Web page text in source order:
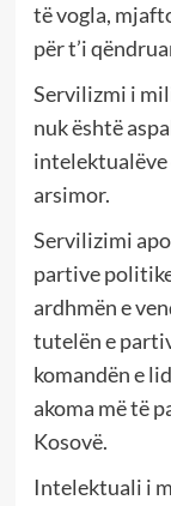
të vogla,
për t’i
Servilizmi i
nuk është
intelektualëve
arsimor.
Servilizimi
partive
ardhmën e
tutelën e
komandën e
akoma më të
Kosovë.
Intelektuali i